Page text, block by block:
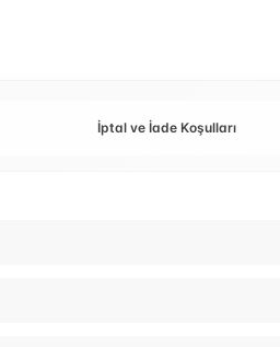
İptal ve İade Koşulları